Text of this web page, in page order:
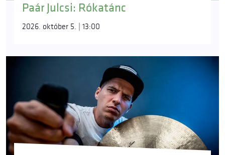
Paár Julcsi: Rókatánc
2026. október 5. | 13:00